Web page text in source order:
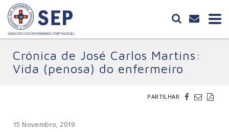
Crónica de José Carlos Martins:
Vida (penosa) do enfermeiro
PARTILHAR
15 Novembro, 2019